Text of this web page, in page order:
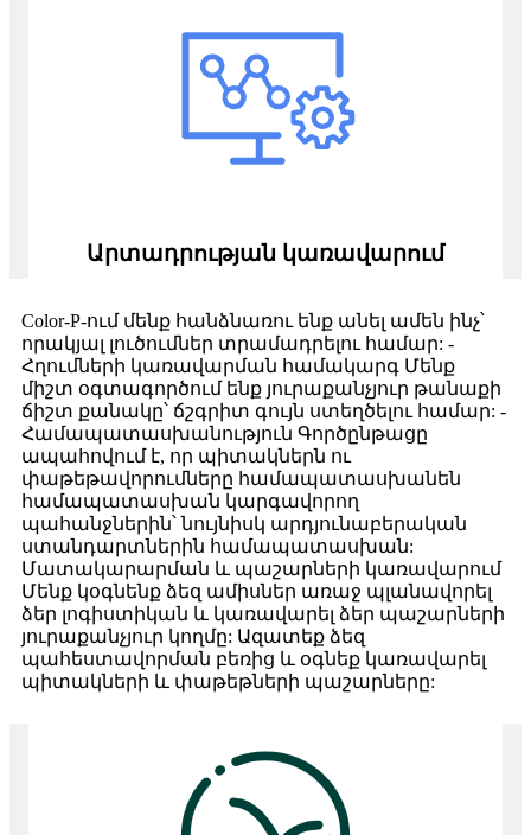
Արտադրության կառավարում
Color-P-ում մենք հանձնառու ենք անել ամեն ինչ՝
որակյալ լուծումներ տրամադրելու համար: -
Հղումների կառավարման համակարգ Մենք
միշտ օգտագործում ենք յուրաքանչյուր թանաքի
ճիշտ քանակը՝ ճշգրիտ գույն ստեղծելու համար: -
Համապատասխանություն Գործընթացը
ապահովում է, որ պիտակներն ու
փաթեթավորումները համապատասխանեն
համապատասխան կարգավորող
պահանջներին՝ նույնիսկ արդյունաբերական
ստանդարտներին համապատասխան:
Մատակարարման և պաշարների կառավարում
Մենք կօգնենք ձեզ ամիսներ առաջ պլանավորել
ձեր լոգիստիկան և կառավարել ձեր պաշարների
յուրաքանչյուր կողմը: Ազատեք ձեզ
պահեստավորման բեռից և օգնեք կառավարել
պիտակների և փաթեթների պաշարները: